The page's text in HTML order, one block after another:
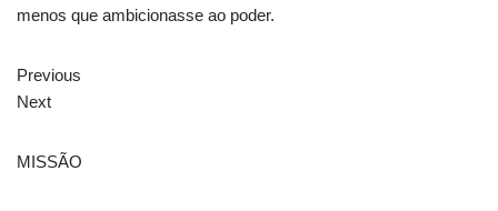
menos que ambicionasse ao poder.
Previous
Next
MISSÃO